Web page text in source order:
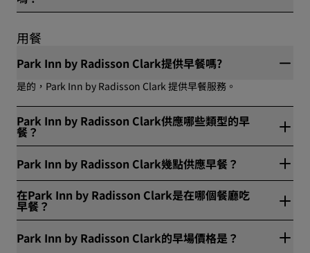
停車場地面層設有一個充電點。
用餐
Park Inn by Radisson Clark提供早餐嗎?
是的，Park Inn by Radisson Clark 提供早餐服務。
Park Inn by Radisson Clark供應哪些類型的早
餐？
餐服务、自助餐、外帶。
Park Inn by Radisson Clark幾點供應早餐？
Park Inn by Radisson Clark 的早餐供應時間為平日 6:00-
10:30，週末及假日 6:00-11:00。客房送餐服务早餐 24 小時供
應。
在Park Inn by Radisson Clark是在哪個餐廳吃
早餐？
Park Inn by Radisson Clark的早場價格是？